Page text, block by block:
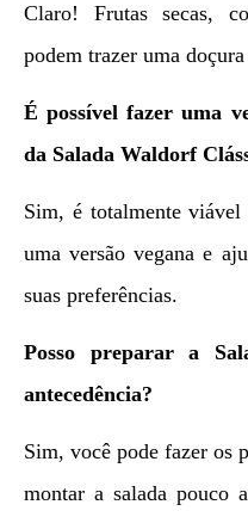
Claro! Frutas secas,
podem trazer uma
É possível fazer uma
da Salada Waldorf
Sim, é totalmente
uma versão vegana e
suas preferências.
Posso preparar a
antecedência?
Sim, você pode fazer os
montar a salada pouco